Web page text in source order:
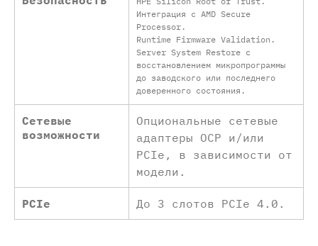
Интеграция с AMD Secure
Processor.
Runtime Firmware Validation.
Server System Restore с
восстановлением микропрограммы
до заводского или последнего
доверенного состояния.
Сетевые
возможности
Опциональные сетевые
адаптеры OCP и/или
PCIe, в зависимости от
модели.
PCIe До 3 слотов PCIe 4.0.